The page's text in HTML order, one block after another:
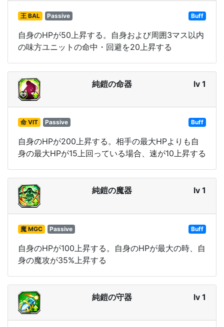
王 BAL Passive Buff
自身のHPが50上昇する。自身および周囲3マス以内
の味方ユニットの命中・回避を20上昇する
純鎧の命器 lv 1
命 VIT Passive Buff
自身のHPが200上昇する。相手の最大HPよりも自
身の最大HPが15上回っている場合、速が10上昇する
純鎧の魔器 lv 1
魔 MGC Passive Buff
自身のHPが100上昇する。自身のHPが最大の時、自
身の魔攻が35%上昇する
純鎧の守器 lv 1